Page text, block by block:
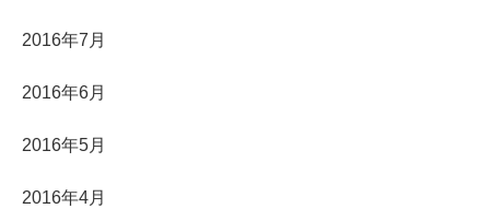
2016年7月
2016年6月
2016年5月
2016年4月